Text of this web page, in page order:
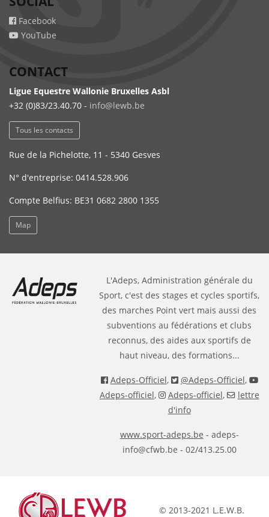
Facebook
YouTube
CONTACT
Ligue Equestre Wallonie Bruxelles Asbl
+32 (0)83/23.40.70 - info@lewb.be
Tous les contacts
Rue de la Pichelotte, 11 - 5340 Gesves
N° d'entreprise: 0414.528.906
Compte Belfius: BE31 0682 2800 1355
Map
L'Adeps, Administration générale du
Sport, c'est des stages et cycles sportifs,
des marches Point vert mais aussi des
subventions au fédérations et clubs
reconnus, des aides aux sportifs de
haut niveau, des formations...
Adeps-Officiel, @Adeps-Officiel,
Adeps-officiel, Adeps-officiel,
lettre
d'info
www.sport-adeps.be - adeps-
info@cfwb.be - 02/413.25.00
© 2013-2021 L.E.W.B.